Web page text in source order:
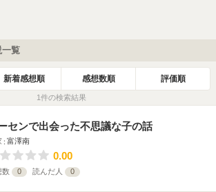
一覧
新着感想順 感想数順 評価順
1件の検索結果
センで出会った不思議な子の話
富澤南
0.00
数 0 読んだ人 0